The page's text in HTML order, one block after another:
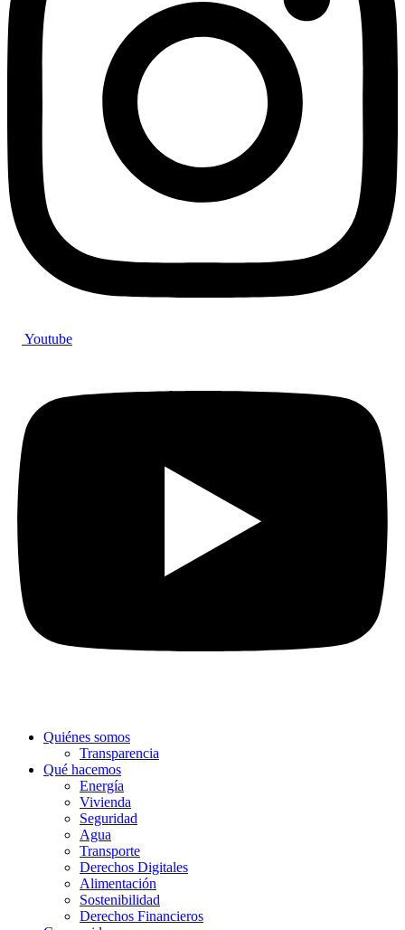
Youtube
Quiénes somos
Transparencia
Qué hacemos
Energía
Vivienda
Seguridad
Agua
Transporte
Derechos Digitales
Alimentación
Sostenibilidad
Derechos Financieros